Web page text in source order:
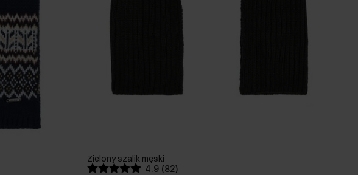
Zielony szalik męski
4.9 (82)